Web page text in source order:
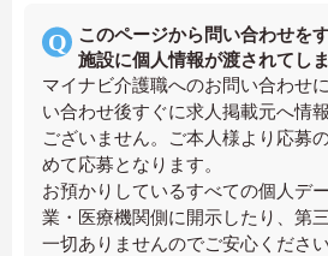
このページから問い合わせを
施設に個人情報が渡されてし
マイナビ介護職へのお問い合わせ
い合わせ後すぐに求人掲載元へ情
ございません。ご本人様より応募
めて応募となります。
お預かりしているすべての個人デ
業・医療機関側に開示したり、第
一切ありませんのでご安心ください